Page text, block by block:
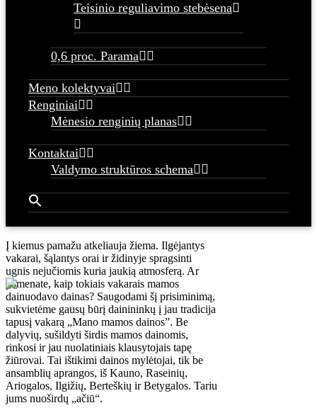
Teisinio reguliavimo stebėsena
0,6 proc. Parama
Meno kolektyvai
Renginiai
Mėnesio renginių planas
Kontaktai
Valdymo struktūros schema
Į kiemus pamažu atkeliauja žiema. Ilgėjantys
vakarai, šąlantys orai ir židinyje spragsinti
ugnis nejučiomis kuria jaukią atmosferą. Ar
pamenate, kaip tokiais vakarais mamos
dainuodavo dainas? Saugodami šį prisiminimą,
sukvietėme gausų būrį dainininkų į jau tradicija
tapusį vakarą „Mano mamos dainos”. Be
dalyvių, sušildyti širdis mamos dainomis,
rinkosi ir jau nuolatiniais klausytojais tapę
žiūrovai. Tai ištikimi dainos mylėtojai, tik be
ansamblių aprangos, iš Kauno, Raseinių,
Ariogalos, Ilgižių, Berteškių ir Betygalos. Tariu
jums nuoširdų „ačiū“.